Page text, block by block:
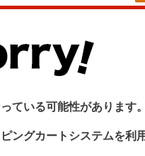
ている可能性があります
ングカートシステムを利